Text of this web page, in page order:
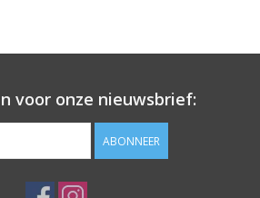
voor onze nieuwsbrief:
ABONNEER